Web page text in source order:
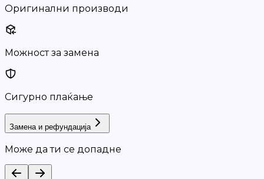
Оригинални производи
Можност за замена
Сигурно плаќање
Замена и рефундација
Може да ти се допадне